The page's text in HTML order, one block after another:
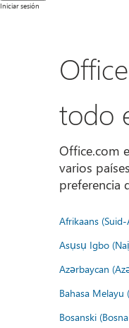
Iniciar sesión
todo
Office.com
varios
preferencia
Afrikaans
Asụsụ Igbo
Azərbaycan
Bahasa Melayu
Bosanski